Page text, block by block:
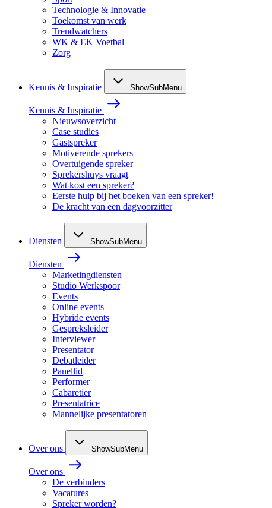
Technologie & Innovatie
Toekomst van werk
Trendwatchers
WK & EK Voetbal
Zorg
Kennis & Inspiratie ShowSubMenu
Kennis & Inspiratie
Nieuwsoverzicht
Case studies
Gastspreker
Motiverende sprekers
Overtuigende spreker
Sprekershuys vraagt
Wat kost een spreker?
Eerste hulp bij het boeken van een spreker!
De kracht van een dagvoorzitter
Diensten ShowSubMenu
Diensten
Marketingdiensten
Studio Werkspoor
Events
Online events
Hybride events
Gespreksleider
Interviewer
Presentator
Debatleider
Panellid
Performer
Cabaretier
Presentatrice
Mannelijke presentatoren
Over ons ShowSubMenu
Over ons
De verbinders
Vacatures
Spreker worden?